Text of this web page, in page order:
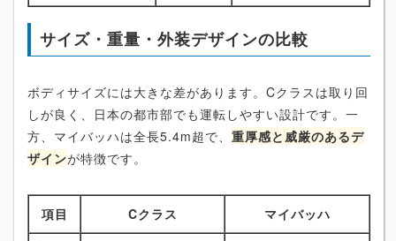
サイズ・重量・外装デザインの比較
ボディサイズには大きな差があります。Cクラスは取り回
しが良く、日本の都市部でも運転しやすい設計です。一
方、マイバッハは全長5.4m超で、 重厚感と威厳のあるデ
ザインが特徴です。
項目 Cクラス マイバッハ